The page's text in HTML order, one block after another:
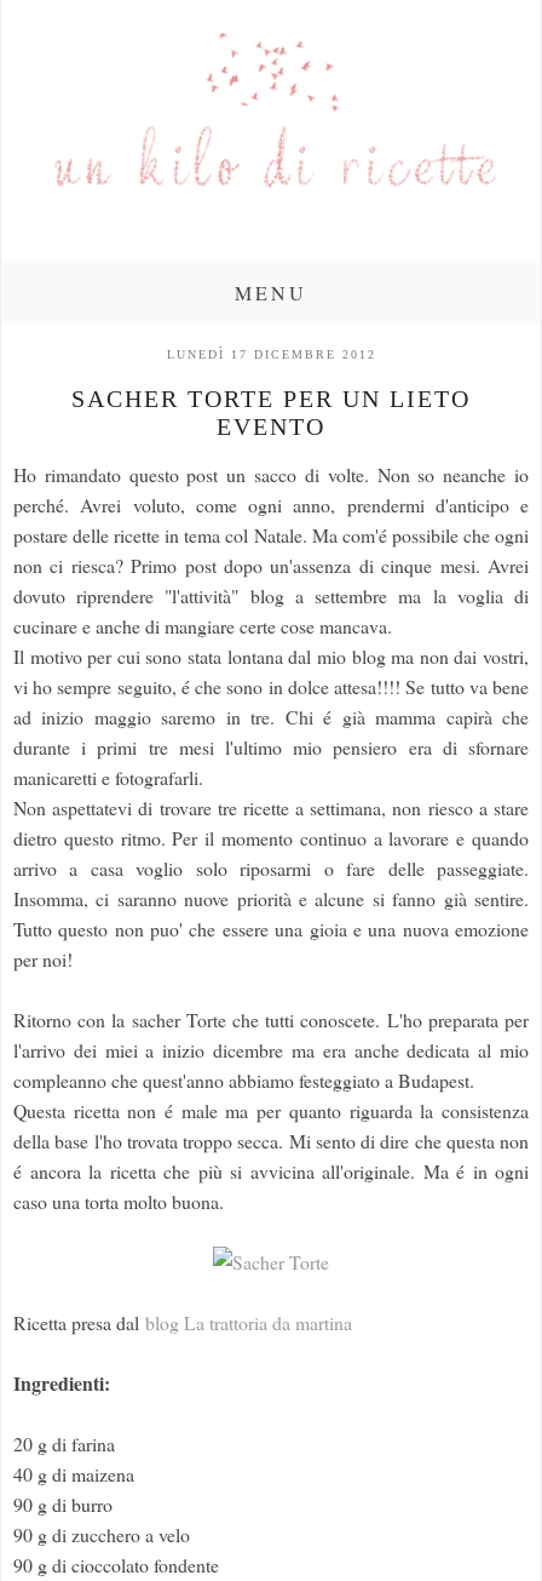
MENU
LUNEDÌ 17 DICEMBRE 2012
SACHER TORTE PER UN LIETO
EVENTO
Ho rimandato questo post un sacco di volte. Non so neanche io
perché. Avrei voluto, come ogni anno, prendermi d'anticipo e
postare delle ricette in tema col Natale. Ma com'é possibile che ogni
non ci riesca? Primo post dopo un'assenza di cinque mesi. Avrei
dovuto riprendere "l'attività" blog a settembre ma la voglia di
cucinare e anche di mangiare certe cose mancava.
Il motivo per cui sono stata lontana dal mio blog ma non dai vostri,
vi ho sempre seguito, é che sono in dolce attesa!!!! Se tutto va bene
ad inizio maggio saremo in tre. Chi é già mamma capirà che
durante i primi tre mesi l'ultimo mio pensiero era di sfornare
manicaretti e fotografarli.
Non aspettatevi di trovare tre ricette a settimana, non riesco a stare
dietro questo ritmo. Per il momento continuo a lavorare e quando
arrivo a casa voglio solo riposarmi o fare delle passeggiate.
Insomma, ci saranno nuove priorità e alcune si fanno già sentire.
Tutto questo non puo' che essere una gioia e una nuova emozione
per noi!
Ritorno con la sacher Torte che tutti conoscete. L'ho preparata per
l'arrivo dei miei a inizio dicembre ma era anche dedicata al mio
compleanno che quest'anno abbiamo festeggiato a Budapest.
Questa ricetta non é male ma per quanto riguarda la consistenza
della base l'ho trovata troppo secca. Mi sento di dire che questa non
é ancora la ricetta che più si avvicina all'originale. Ma é in ogni
caso una torta molto buona.
Ricetta presa dal blog La trattoria da martina
Ingredienti:
20 g di farina
40 g di maizena
90 g di burro
90 g di zucchero a velo
90 g di cioccolato fondente